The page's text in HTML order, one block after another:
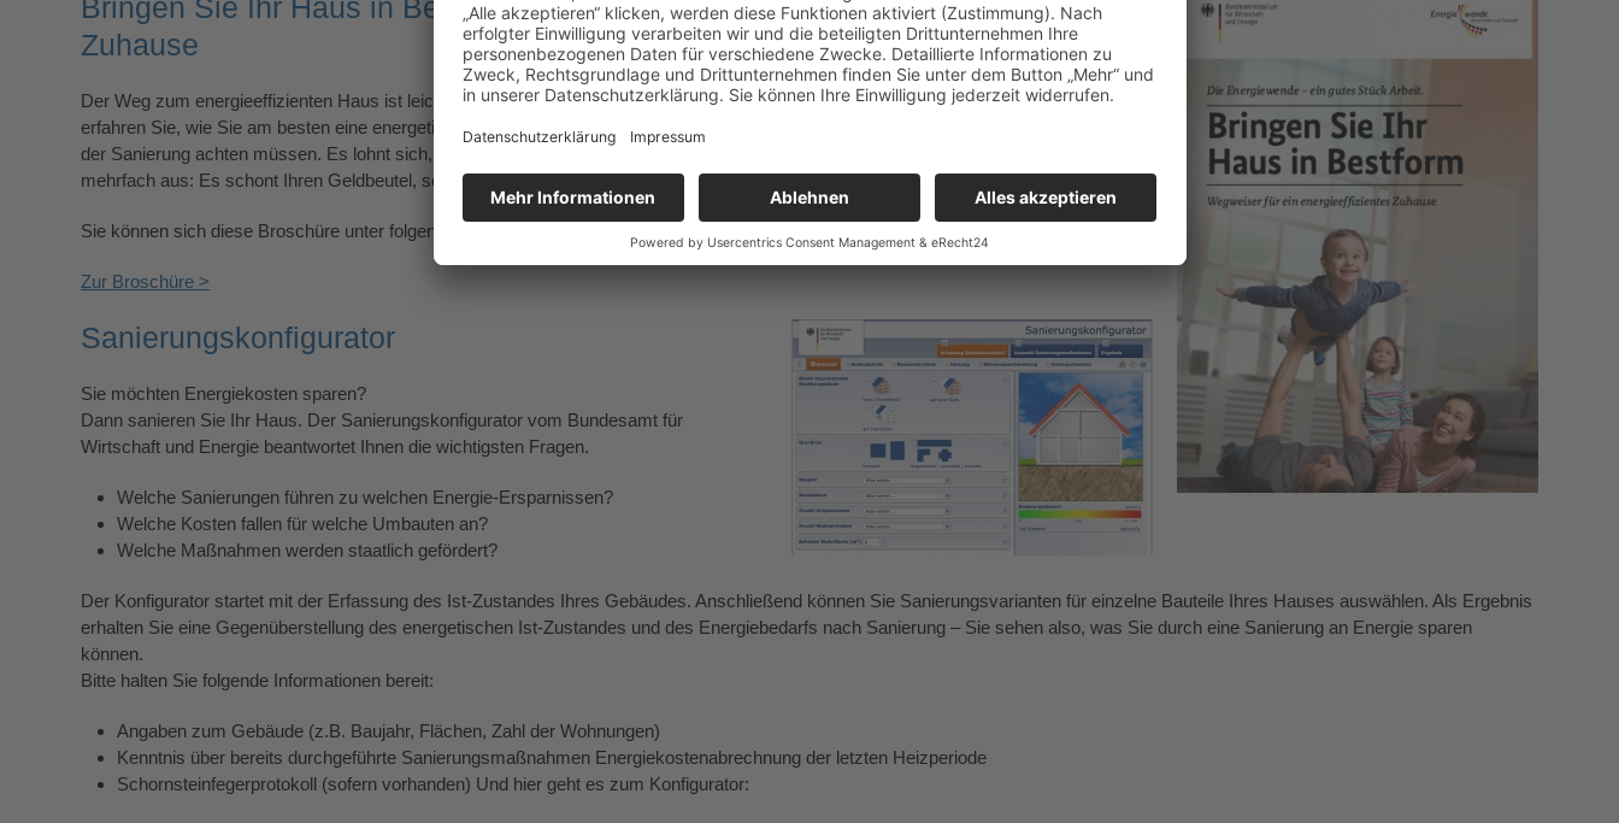
Bringen Sie Ihr Haus in Bestform – Wegweiser für ein energieeffizientes
Zuhause
Der Weg zum energieeffizienten Haus ist leichter als gedacht: In dieser Broschüre des Bundesministeriums für Wirtschaft und Energie
erfahren Sie, wie Sie am besten eine energetische Sanierung angehen, welche Förderprogramme Sie nutzen können und worauf Sie bei
der Sanierung achten müssen. Es lohnt sich, denn ein energetisch saniertes Haus mit einer hoch-effizienten Heizung zahlt sich gleich
mehrfach aus: Es schont Ihren Geldbeutel, schützt die Umwelt und trägt dazu bei, dass die Energiewende ein Erfolg wird.
Sie können sich diese Broschüre unter folgendem link herunterladen oder bestellen:
Zur Broschüre >
Sanierungskonfigurator
Sie möchten Energiekosten sparen?
Dann sanieren Sie Ihr Haus. Der Sanierungskonfigurator vom Bundesamt für
Wirtschaft und Energie beantwortet Ihnen die wichtigsten Fragen.
Welche Sanierungen führen zu welchen Energie-Ersparnissen?
Welche Kosten fallen für welche Umbauten an?
Welche Maßnahmen werden staatlich gefördert?
Der Konfigurator startet mit der Erfassung des Ist-Zustandes Ihres Gebäudes. Anschließend können Sie Sanierungsvarianten für einzelne Bauteile Ihres Hauses auswählen. Als Ergebnis
erhalten Sie eine Gegenüberstellung des energetischen Ist-Zustandes und des Energiebedarfs nach Sanierung – Sie sehen also, was Sie durch eine Sanierung an Energie sparen
können.
Bitte halten Sie folgende Informationen bereit:
Angaben zum Gebäude (z.B. Baujahr, Flächen, Zahl der Wohnungen)
Kenntnis über bereits durchgeführte Sanierungsmaßnahmen Energiekostenabrechnung der letzten Heizperiode
Schornsteinfegerprotokoll (sofern vorhanden) Und hier geht es zum Konfigurator: